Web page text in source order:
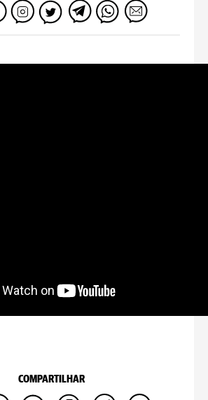
COMPARTILHAR